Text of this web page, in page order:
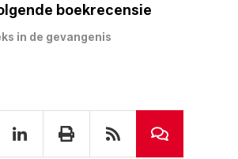
boekrecensie
in de gevangenis